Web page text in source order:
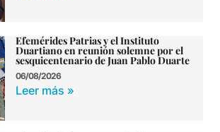
Efemérides Patrias y el Instituto
Duartiano en reunión solemne por el
sesquicentenario de Juan Pablo Duarte
06/08/2026
Leer más »